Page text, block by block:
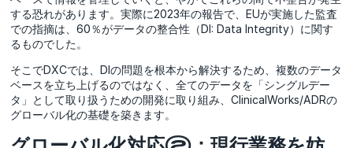
する恐れがあります。実際に2023年の報告で、EUが実施した監査
での指摘は、60％がデータの整合性（DI: Data Integrity）に関す
るものでした。
そこでDXCでは、DIの問題を根本から解決するため、複数のデータ
ベースを立ち上げるのではなく、全てのデータを「シングルデー
タ」として取り扱うための開発に取り組み、ClinicalWorks/ADRの
グローバル化の基礎を築きます。